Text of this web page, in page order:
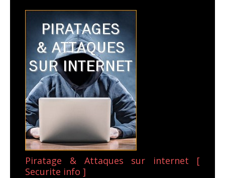
Piratage & Attaques sur internet [
Securite info ]